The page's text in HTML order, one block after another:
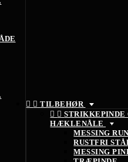
  TILBEHØR
  STRIKKEPINDE
HÆKLENÅLE
MESSING
RUSTFRI
MESSING